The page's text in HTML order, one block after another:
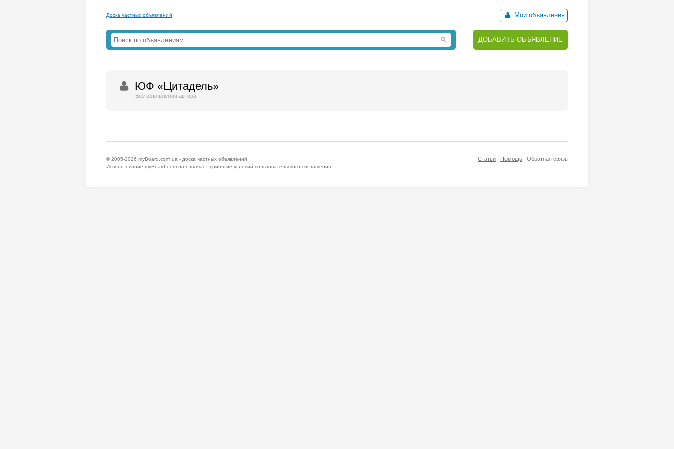
Доска частных объявлений Мои объявления
ДОБАВИТЬ ОБЪЯВЛЕНИЕ
ЮФ «Цитадель»
Все объявления автора
Статьи Помощь Обратная связь
© 2005-2026 myBoard.com.ua - доска частных объявлений
Использование myBoard.com.ua означает принятие условий пользовательского соглашения